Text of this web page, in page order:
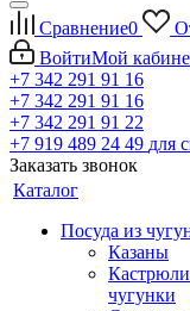
Сравнение0
ВойтиМой
+7 342 291 91 16
+7 342 291 91 16
+7 342 291 91 22
+7 919 489 24 49 для
Заказать звонок
Каталог
Посуда из
Казаны
чугунки